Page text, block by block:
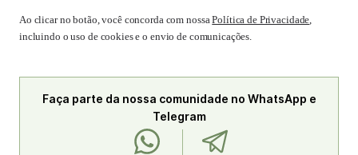
Ao clicar no botão, você concorda com nossaPolítica de Privacidade,
incluindo o uso de cookies e o envio de comunicações.
Faça parte da nossa comunidade no WhatsApp e
Telegram